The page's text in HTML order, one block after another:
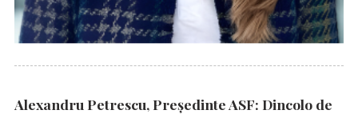
Alexandru Petrescu, Președinte ASF: Dincolo de